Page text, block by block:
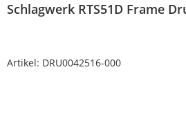
Schlagwerk RTS51D Frame
Artikel: DRU0042516-000